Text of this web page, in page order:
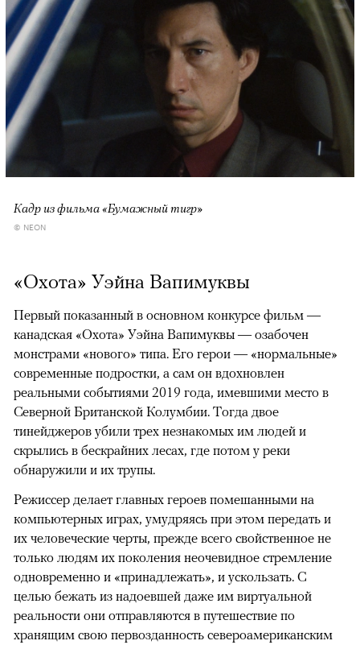
Кадр из фильма «Бумажный тигр»
© NEON
«Охота» Уэйна Вапимуквы
Первый показанный в основном конкурсе фильм —
канадская «Охота» Уэйна Вапимуквы — озабочен
монстрами «нового» типа. Его герои — «нормальные»
современные подростки, а сам он вдохновлен
реальными событиями 2019 года, имевшими место в
Северной Британской Колумбии. Тогда двое
тинейджеров убили трех незнакомых им людей и
скрылись в бескрайних лесах, где потом у реки
обнаружили и их трупы.
Режиссер делает главных героев помешанными на
компьютерных играх, умудряясь при этом передать и
их человеческие черты, прежде всего свойственное не
только людям их поколения неочевидное стремление
одновременно и «принадлежать», и ускользать. С
целью бежать из надоевшей даже им виртуальной
реальности они отправляются в путешествие по
хранящим свою первозданность североамериканским